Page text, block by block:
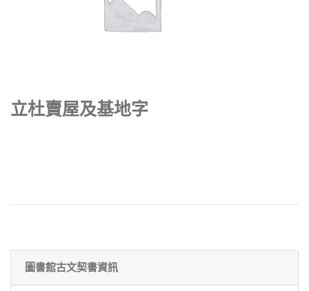
立杜賣屋及基地字
圖書館古文契書資訊